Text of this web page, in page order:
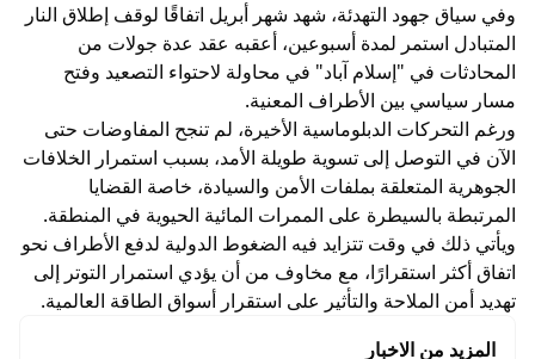
وفي سياق جهود التهدئة، شهد شهر أبريل اتفاقًا لوقف إطلاق النار
المتبادل استمر لمدة أسبوعين، أعقبه عقد عدة جولات من
المحادثات في "إسلام آباد" في محاولة لاحتواء التصعيد وفتح
مسار سياسي بين الأطراف المعنية.
ورغم التحركات الدبلوماسية الأخيرة، لم تنجح المفاوضات حتى
الآن في التوصل إلى تسوية طويلة الأمد، بسبب استمرار الخلافات
الجوهرية المتعلقة بملفات الأمن والسيادة، خاصة القضايا
المرتبطة بالسيطرة على الممرات المائية الحيوية في المنطقة.
ويأتي ذلك في وقت تتزايد فيه الضغوط الدولية لدفع الأطراف نحو
اتفاق أكثر استقرارًا، مع مخاوف من أن يؤدي استمرار التوتر إلى
تهديد أمن الملاحة والتأثير على استقرار أسواق الطاقة العالمية.
المزيد من الاخبار